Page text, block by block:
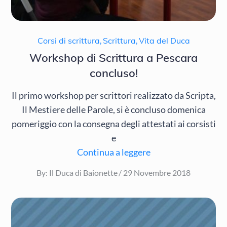
Corsi di scrittura Scrittura Vita del Duca
Workshop di Scrittura a Pescara
concluso!
Il primo workshop per scrittori realizzato da Scripta,
Il Mestiere delle Parole, si è concluso domenica
pomeriggio con la consegna degli attestati ai corsisti
e
Continua a leggere
By: Il Duca di Baionette
Posted
29 Novembre 2018